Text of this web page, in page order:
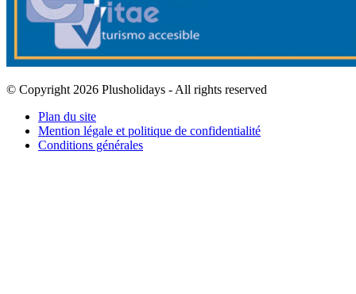
© Copyright 2026 Plusholidays - All rights reserved
Plan du site
Mention légale et politique de confidentialité
Conditions générales